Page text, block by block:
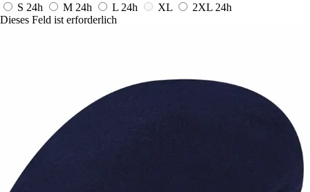
S 24h M 24h L 24h XL 2XL 24h
Dieses Feld ist erforderlich